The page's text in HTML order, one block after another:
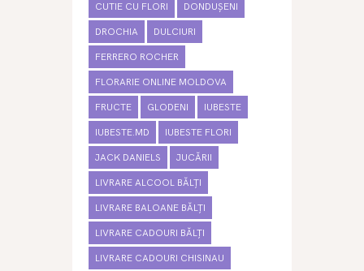
CUTIE CU FLORI DONDUȘENI
DROCHIA DULCIURI
FERRERO ROCHER
FLORARIE ONLINE MOLDOVA
FRUCTE GLODENI IUBESTE
IUBESTE.MD IUBESTE FLORI
JACK DANIELS JUCĂRII
LIVRARE ALCOOL BĂLȚI
LIVRARE BALOANE BĂLȚI
LIVRARE CADOURI BĂLȚI
LIVRARE CADOURI CHISINAU